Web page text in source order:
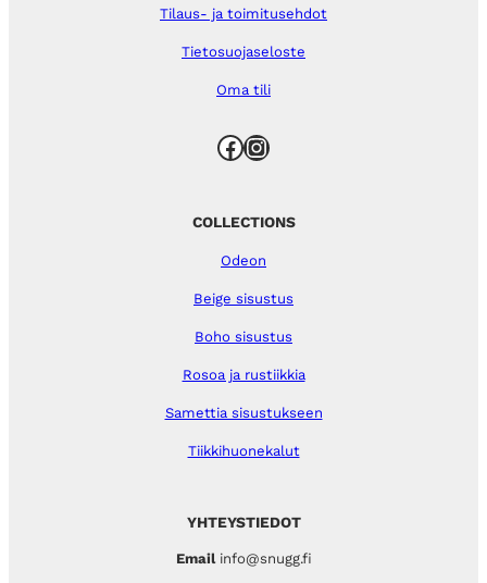
Tilaus- ja toimitusehdot
Tietosuojaseloste
Oma tili
Facebook Instagram
YHTEYSTIEDOT
Emailinfo@snugg.fi
COLLECTIONS
Odeon
Beige sisustus
Boho sisustus
Rosoa ja rustiikkia
Samettia sisustukseen
Tiikkihuonekalut